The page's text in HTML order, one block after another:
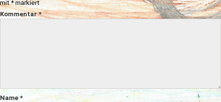
mit*markiert
Kommentar*
Name *